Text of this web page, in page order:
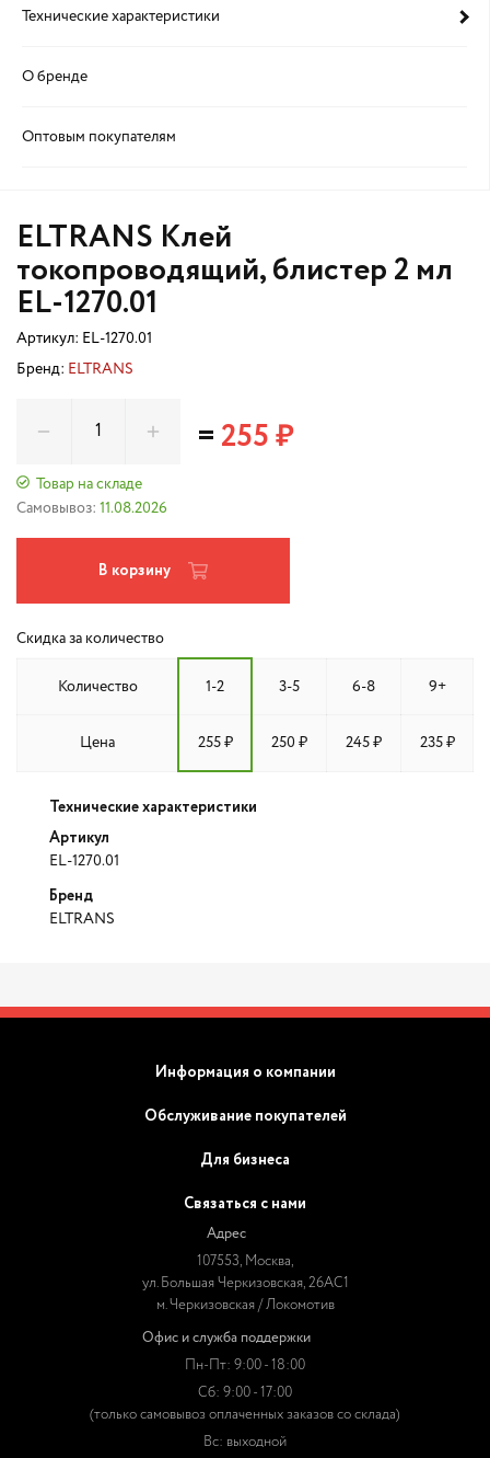
Технические характеристики
О бренде
Оптовым покупателям
ELTRANS Клей
токопроводящий, блистер 2 мл
EL-1270.01
Артикул: EL-1270.01
Бренд: ELTRANS
Товар на складе
Самовывоз: 11.08.2026
=255 ₽
В корзину
Скидка за количество
Количество 1-2 3-5 6-8 9+
Цена 255 ₽ 250 ₽ 245 ₽ 235 ₽
Технические характеристики
Артикул
EL-1270.01
Бренд
ELTRANS
Информация о компании
Обслуживание покупателей
Для бизнеса
Связаться с нами
Адрес
107553, Москва,
ул. Большая Черкизовская, 26АС1
м. Черкизовская / Локомотив
Офис и служба поддержки
Пн-Пт: 9:00 - 18:00
Сб: 9:00 - 17:00
(только самовывоз оплаченных заказов со склада)
Вс: выходной